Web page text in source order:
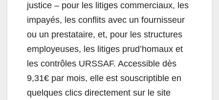
justice – pour les litiges commerciaux, les
impayés, les conflits avec un fournisseur
ou un prestataire, et, pour les structures
employeuses, les litiges prud’homaux et
les contrôles URSSAF. Accessible dès
9,31€ par mois, elle est souscriptible en
quelques clics directement sur le site